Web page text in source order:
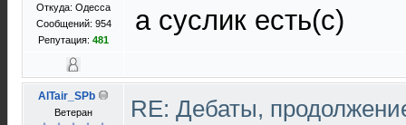
Откуда: Одесса
Сообщений: 954
Репутация: 481
а суслик есть(с)
AlTair_SPb
Ветеран
RE: Дебаты,